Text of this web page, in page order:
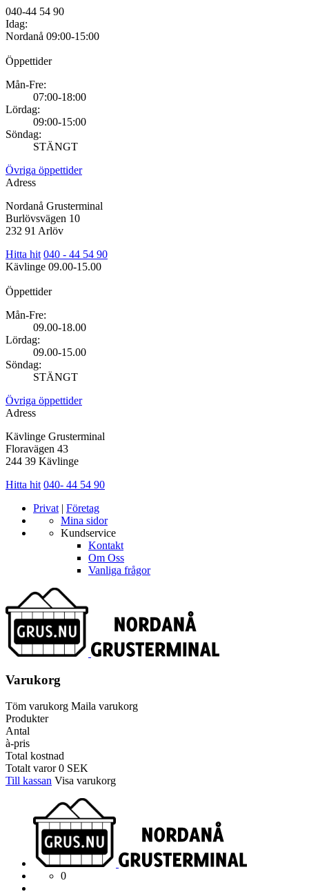
040-44 54 90
Idag:
Nordanå 09:00-15:00
Öppettider
Mån-Fre:
07:00-18:00
Lördag:
09:00-15:00
Söndag:
STÄNGT
Övriga öppettider
Adress
Nordanå Grusterminal
Burlövsvägen 10
232 91 Arlöv
Hitta hit 040 - 44 54 90
Kävlinge 09.00-15.00
Öppettider
Mån-Fre:
09.00-18.00
Lördag:
09.00-15.00
Söndag:
STÄNGT
Övriga öppettider
Adress
Kävlinge Grusterminal
Floravägen 43
244 39 Kävlinge
Hitta hit 040- 44 54 90
Privat | Företag
Mina sidor
Kundservice
Kontakt
Om Oss
Vanliga frågor
Varukorg
Töm varukorg Maila varukorg
Produkter
Antal
à-pris
Total kostnad
Totalt varor0 SEK
Till kassan Visa varukorg
0